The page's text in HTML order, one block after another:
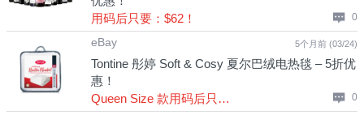
用码后只要：$62！
0
5个月前 (03/24)
eBay
Tontine 彤婷 Soft & Cosy 夏尔巴绒电热毯 – 5折优
惠！
Queen Size 款用码后只要：$67！
0